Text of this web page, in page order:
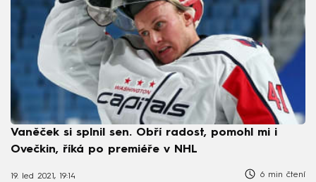
Vaněček si splnil sen. Obří radost, pomohl mi i
Ovečkin, říká po premiéře v NHL
19. led 2021, 19:14 6 min čtení